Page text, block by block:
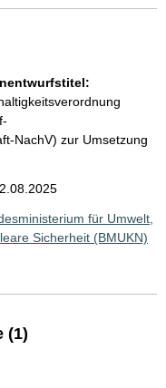
NachV) zur Umsetzung
für Umwelt,
Sicherheit (BMUKN)
(1)